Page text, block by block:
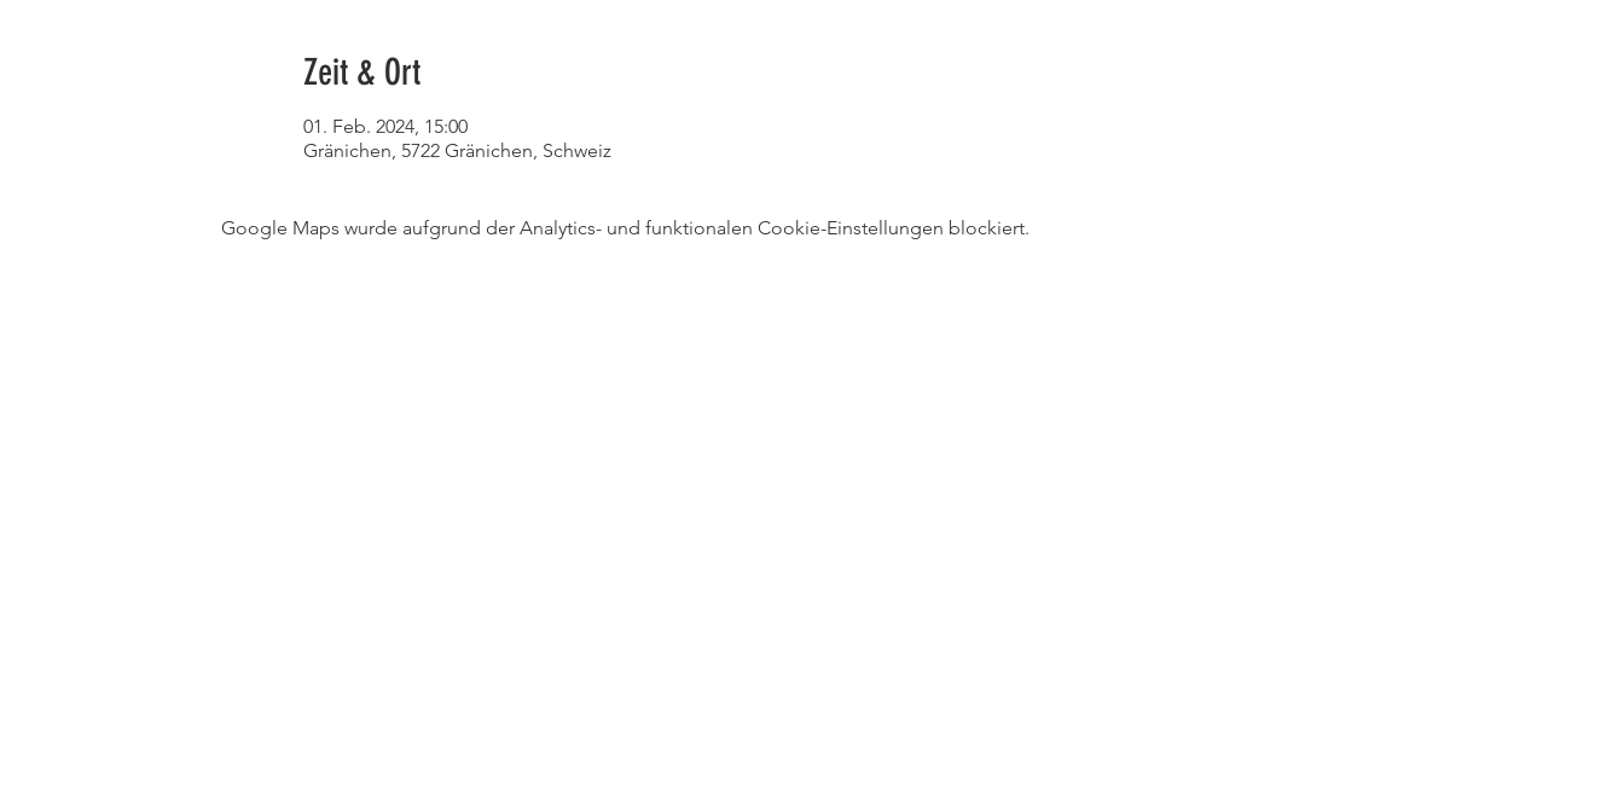
Zeit & Ort
01. Feb. 2024, 15:00
Gränichen, 5722 Gränichen, Schweiz
Google Maps wurde aufgrund der Analytics- und funktionalen Cookie-Einstellungen blockiert.